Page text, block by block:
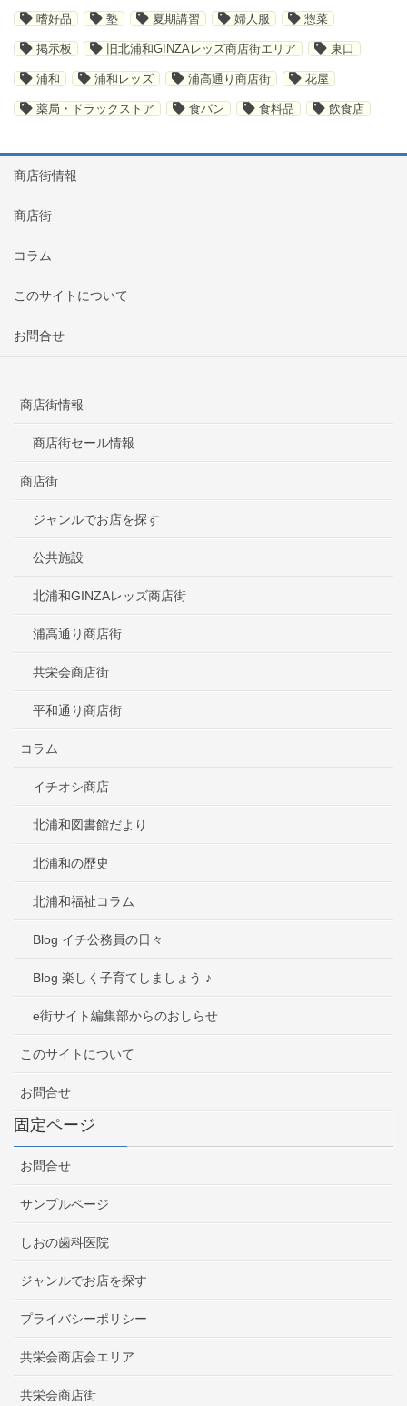
嗜好品 塾 夏期講習 婦人服 惣菜
掲示板 旧北浦和GINZAレッズ商店街エリア 東口
浦和 浦和レッズ 浦高通り商店街 花屋
薬局・ドラックストア 食パン 食料品 飲食店
商店街情報
商店街
コラム
このサイトについて
お問合せ
商店街情報
商店街セール情報
商店街
ジャンルでお店を探す
公共施設
北浦和GINZAレッズ商店街
浦高通り商店街
共栄会商店街
平和通り商店街
コラム
イチオシ商店
北浦和図書館だより
北浦和の歴史
北浦和福祉コラム
Blog イチ公務員の日々
Blog 楽しく子育てしましょう ♪
e街サイト編集部からのおしらせ
このサイトについて
お問合せ
固定ページ
お問合せ
サンプルページ
しおの歯科医院
ジャンルでお店を探す
プライバシーポリシー
共栄会商店会エリア
共栄会商店街